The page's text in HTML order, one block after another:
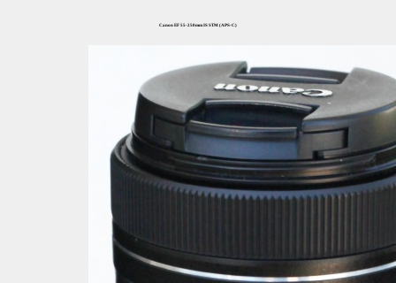
Canon EF 55-250mm IS STM (APS-C)